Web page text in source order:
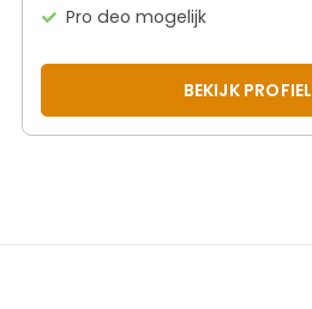
Pro deo mogelijk
BEKIJK PROFIEL